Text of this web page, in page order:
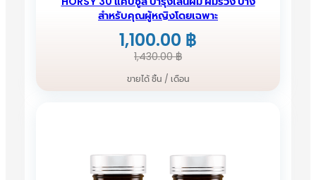
สำหรับคุณผู้หญิงโดยเฉพาะ
1,430.00฿
Original
price
1,100.00 ฿
Current
price
ขายได้ ชิ้น / เดือน